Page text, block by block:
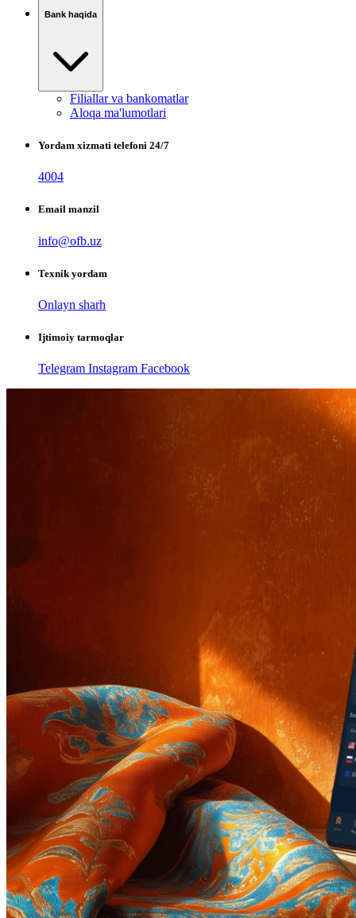
Bank haqida
Filiallar va bankomatlar
Aloqa ma'lumotlari
Yordam xizmati telefoni 24/7
4004
Email manzil
info@ofb.uz
Texnik yordam
Onlayn sharh
Ijtimoiy tarmoqlar
Telegram Instagram Facebook